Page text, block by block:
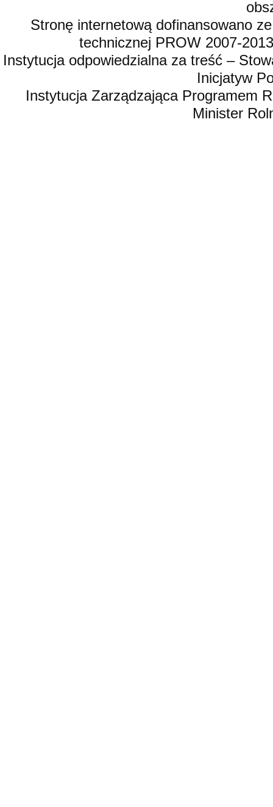
Stronę internetową dofinansowano
technicznej PROW 2007-
Instytucja odpowiedzialna za treść –
Inicjatyw
Instytucja Zarządzająca Programem
Minister